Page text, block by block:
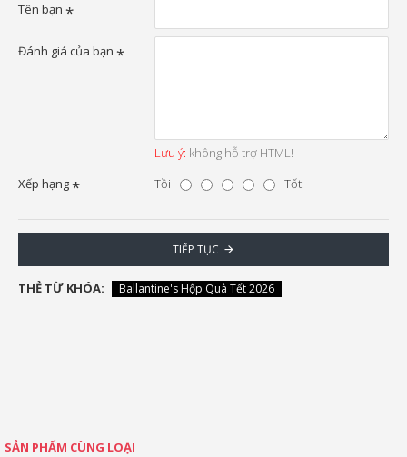
Tên bạn
Đánh giá của bạn
Lưu ý: không hỗ trợ HTML!
Xếp hạng
Tồi Tốt
TIẾP TỤC
THẺ TỪ KHÓA: Ballantine's Hộp Quà Tết 2026
SẢN PHẨM CÙNG LOẠI